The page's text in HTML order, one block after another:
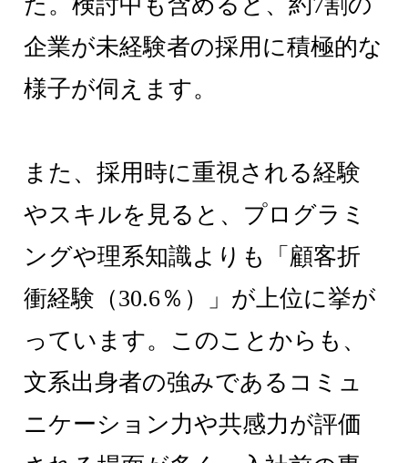
企業が未経験者の採用に積極的な
様子が伺えます。
また、採用時に重視される経験
やスキルを見ると、プログラミ
ングや理系知識よりも「顧客折
衝経験（30.6％）」が上位に挙が
っています。このことからも、
文系出身者の強みであるコミュ
ニケーション力や共感力が評価